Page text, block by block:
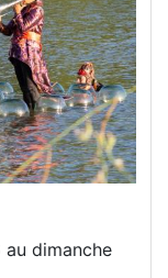
au dimanche